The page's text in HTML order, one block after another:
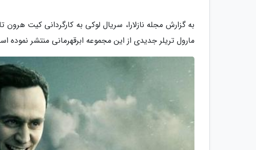
به گزارش مجله نازلارا، سریال لوکی به کارگردانی کیت
مارول تریلر جدیدی از این مجموعه ابرقهرمانی منتشر نموده